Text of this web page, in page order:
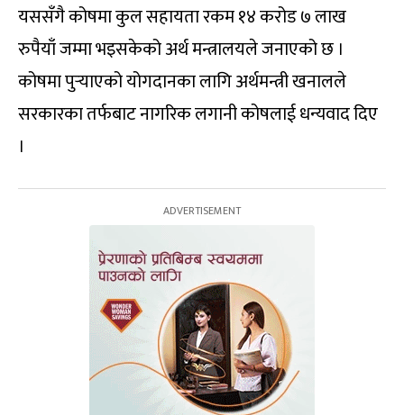
यससँगै कोषमा कुल सहायता रकम १४ करोड ७ लाख
रुपैयाँ जम्मा भइसकेको अर्थ मन्त्रालयले जनाएको छ ।
कोषमा पुर्‍याएको योगदानका लागि अर्थमन्त्री खनालले
सरकारका तर्फबाट नागरिक लगानी कोषलाई धन्यवाद दिए
।